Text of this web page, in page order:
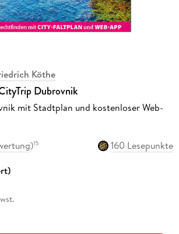
Köthe
Dubrovnik
mit Stadtplan und kostenloser Web-
)15
160 Lesepunkte